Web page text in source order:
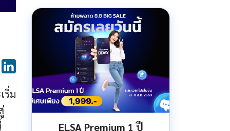
ริ่ม
ELSA Premium 1 ปี